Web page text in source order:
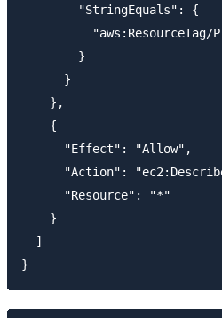
        "StringEquals": {
"aws:ResourceTag/
        }
      }
    },
    {
      "Effect": "Allow",
"Action":
      "Resource": "*"
    }
  ]